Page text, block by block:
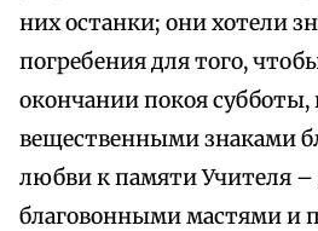
них останки; они хотели
погребения для того,
окончании покоя субботы,
вещественными знаками
любви к памяти Учителя
благовонными мастями и